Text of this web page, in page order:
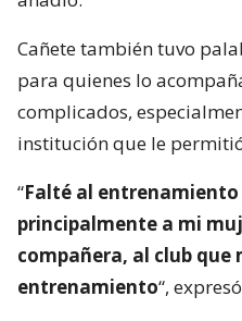
Cañete también tuvo
para quienes lo
complicados,
institución que le
“Falté al
principalmente a mi
compañera, al club
entrenamiento“,